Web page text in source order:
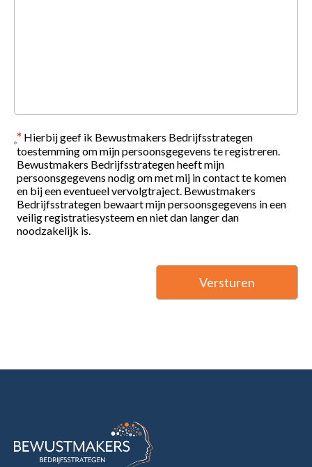
* Hierbij geef ik Bewustmakers Bedrijfsstrategen
toestemming om mijn persoonsgegevens te registreren.
Bewustmakers Bedrijfsstrategen heeft mijn
persoonsgegevens nodig om met mij in contact te komen
en bij een eventueel vervolgtraject. Bewustmakers
Bedrijfsstrategen bewaart mijn persoonsgegevens in een
veilig registratiesysteem en niet dan langer dan
noodzakelijk is.